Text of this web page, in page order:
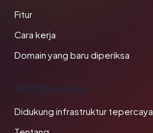
Fitur
Cara kerja
Domain yang baru diperiksa
PERUSAHAAN
Didukung infrastruktur tepercaya